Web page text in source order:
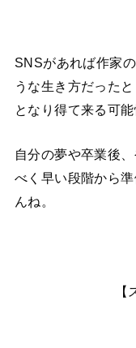
SNSがあれば作家
うな生き方だった
となり得て来る可
自分の夢や卒業後
べく早い段階から
んね。